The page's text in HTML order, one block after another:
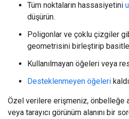
Tüm noktaların hassasiyetini
düşürün.
Poligonlar ve çoklu çizgiler
geometrisini birleştirip
Kullanılmayan öğeleri veya
Desteklenmeyen öğeleri
Özel verilere erişmeniz, önbelleğe
veya tarayıcı görünüm alanını bir